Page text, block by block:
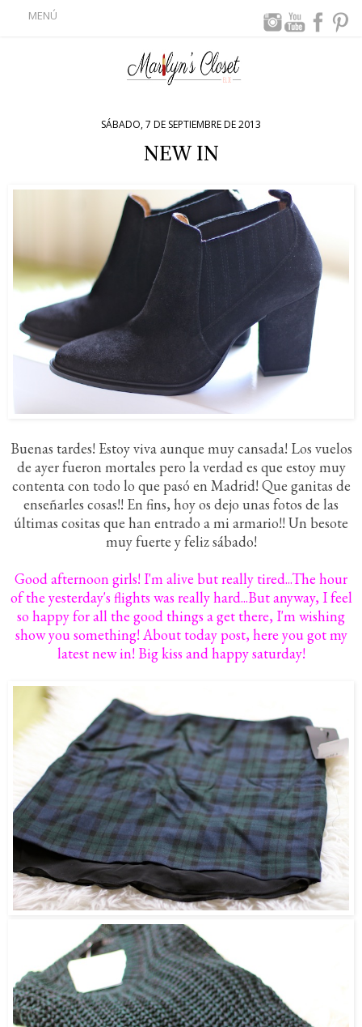
MENÚ
SÁBADO, 7 DE SEPTIEMBRE DE 2013
NEW IN
Buenas tardes! Estoy viva aunque muy cansada! Los vuelos
de ayer fueron mortales pero la verdad es que estoy muy
contenta con todo lo que pasó en Madrid! Que ganitas de
enseñarles cosas!! En fins, hoy os dejo unas fotos de las
últimas cositas que han entrado a mi armario!! Un besote
muy fuerte y feliz sábado!
Good afternoon girls! I'm alive but really tired...The hour
of the yesterday's flights was really hard...But anyway, I feel
so happy for all the good things a get there, I'm wishing
show you something! About today post, here you got my
latest new in! Big kiss and happy saturday!